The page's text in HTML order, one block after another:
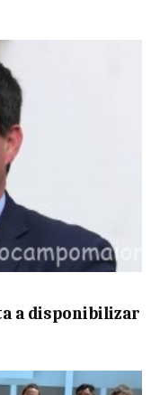
a disponibilizar